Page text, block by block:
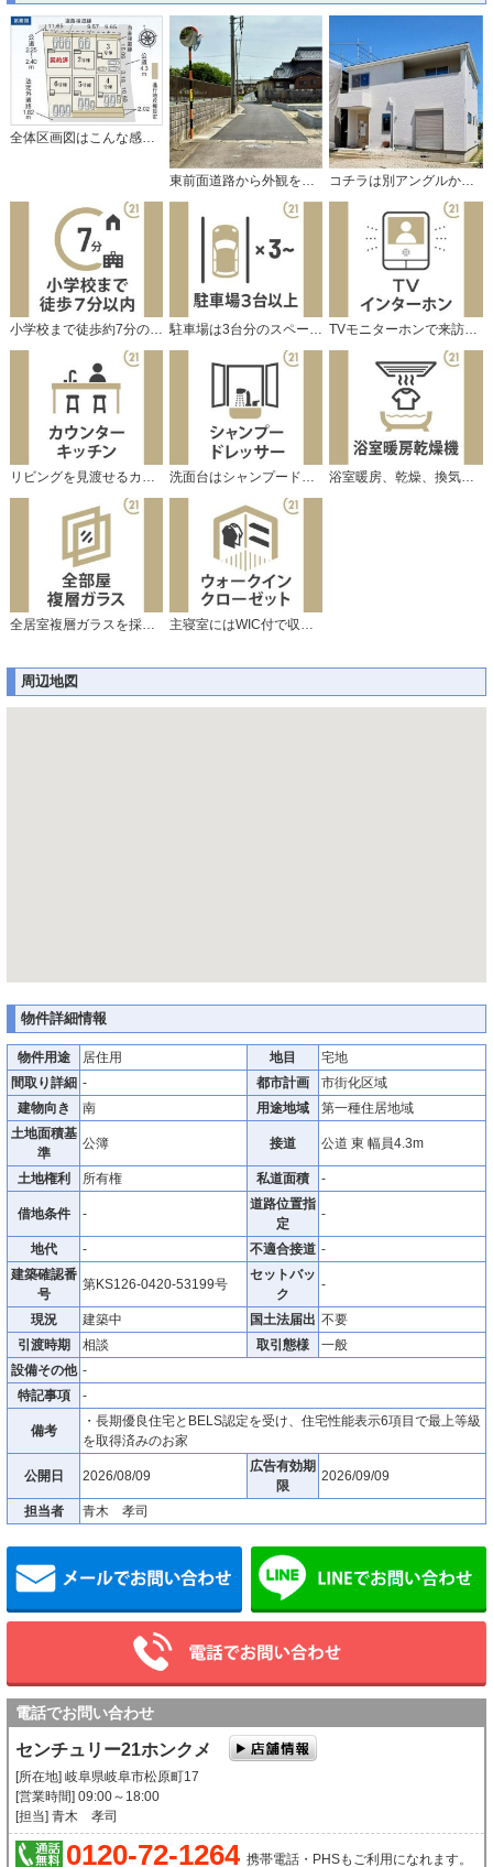
全体区画図はこんな感じになっています。
東前面道路から外観を見るとこんな感じ コチラは別アングルから見た外観写真です。
リビングを見渡せるカウンターキッチン。 洗面台はシャンプードレッサー仕様です。 浴室暖房、乾燥、換気機能付で快適です♪
全居室複層ガラスを採用しています。 主寝室にはWIC付で収納タップリです。
周辺地図
物件詳細情報
物件用途 居住用 地目
宅地
間取り詳細 - 都市計画
市街化区域
建物向き
南 用途地域
第一種住居地域
土地面積基
準
公簿 接道 公道 東 幅員4.3m
土地権利 所有権 私道面積 -
借地条件 -
道路位置指
定
-
地代 - 不適合接道 -
建築確認番
号
第KS126-0420-53199号
セットバッ
ク
-
現況 建築中 国土法届出 不要
引渡時期
相談 取引態様
一般
設備その他 -
特記事項
-
備考
・長期優良住宅とBELS認定を受け、住宅性能表示6項目で最上等級
を取得済みのお家
公開日 2026/08/09
広告有効期
限
2026/09/09
担当者 青木 孝司
メールでお問い合わせ
電話でお問い合わせ
センチュリー21ホンクメ
[所在地] 岐阜県岐阜市松原町17
[営業時間] 09:00～18:00
[担当] 青木 孝司
0120-72-1264 携帯電話・PHSもご利用になれます。